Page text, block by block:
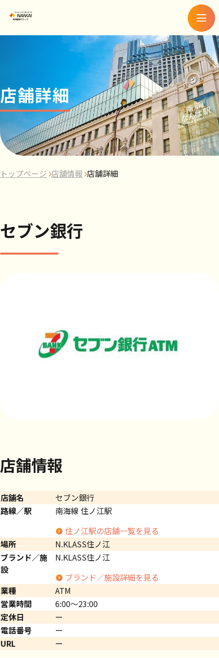
メ
ニ
ュ
ー
店舗詳細
トップページ 店舗情報 店舗詳細
セブン銀行
店舗情報
店舗名
セブン銀行
路線／駅
南海線 住ノ江駅
住ノ江駅の店舗一覧を見る
場所
N.KLASS住ノ江
ブランド／施
設
N.KLASS住ノ江
ブランド／施設詳細を見る
業種
ATM
営業時間
6:00～23:00
定休日
ー
電話番号
ー
URL
ー